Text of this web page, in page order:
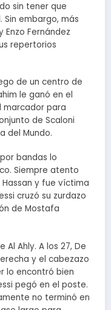
sin tener que
embargo, más
Enzo Fernández
repertorios
de un centro de
le ganó en el
marcador para
de Scaloni
del Mundo.
bandas lo
Siempre atento
y fue víctima
cruzó su zurdazo
de Mostafa
Ahly. A los 27, De
y el cabezazo
lo encontró bien
pegó en el poste.
no terminó en